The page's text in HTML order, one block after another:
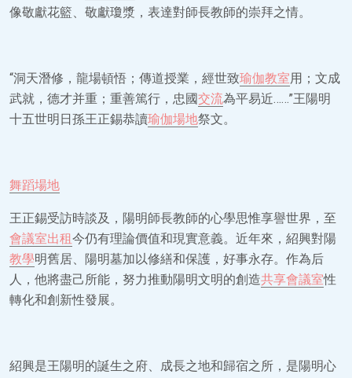
像敬獻花籃、敬獻瓊漿，表達對師長教師的崇拜之情。
“洞天潛修，龍場頓悟；傳道授業，經世致瑜伽教室用；文成
武就，德才并重；重善篤行，忠國交流為平易近……”王陽明
十五世明日孫王正錫恭讀瑜伽場地祭文。
舞蹈場地
王正錫受訪時談及，陽明師長教師的心學思惟享譽世界，至
會議室出租今仍有理論價值和現實意義。近年來，紹興對陽
教學明舊居、陽明墓加以修繕和保護，好事永存。作為后
人，他將盡己所能，努力推動陽明文明的創造共享會議室性
轉化和創新性發展。
紹興是王陽明的誕生之府、成長之地和歸宿之所，是陽明心